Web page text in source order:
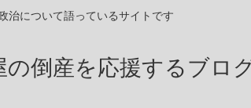
治について語っているサイトです
の倒産を応援するブロ